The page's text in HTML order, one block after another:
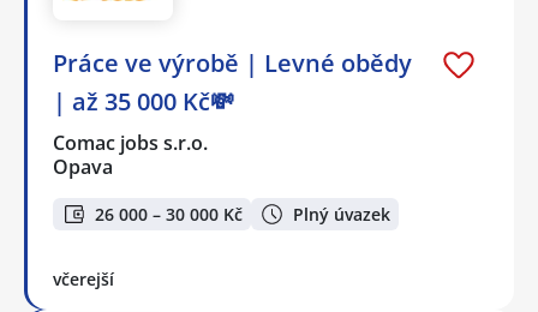
Práce ve výrobě | Levné obědy
| až 35 000 Kč💸
Comac jobs s.r.o.
Opava
26 000 – 30 000 Kč Plný úvazek
včerejší